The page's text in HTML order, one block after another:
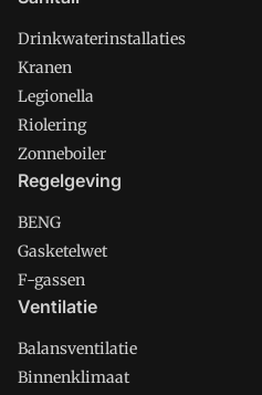
Drinkwaterinstallaties
Kranen
Legionella
Riolering
Zonneboiler
Regelgeving
BENG
Gasketelwet
F-gassen
Ventilatie
Balansventilatie
Binnenklimaat